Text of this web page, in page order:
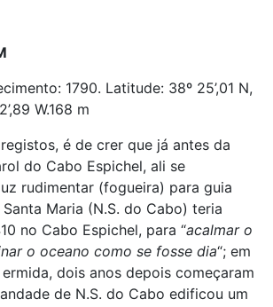
1790. Latitude: 38º 25’,01 N,
W.168 m
é de crer que já antes da
do Cabo Espichel, ali se
rudimentar (fogueira) para guia
Maria (N.S. do Cabo) teria
no Cabo Espichel, para “acalmar o
o oceano como se fosse dia“; em
dois anos depois começaram
de N.S. do Cabo edificou um